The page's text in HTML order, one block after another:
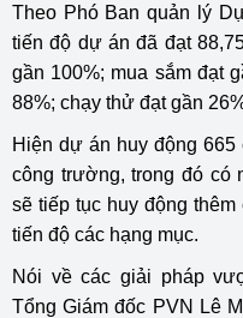
Theo Phó Ban quản lý
tiến độ dự án đã đạt
gần 100%; mua sắm đạt
88%; chạy thử đạt gần
Hiện dự án huy động
công trường, trong đó có
sẽ tiếp tục huy động
tiến độ các hạng mục.
Nói về các giải pháp
Tổng Giám đốc PVN Lê